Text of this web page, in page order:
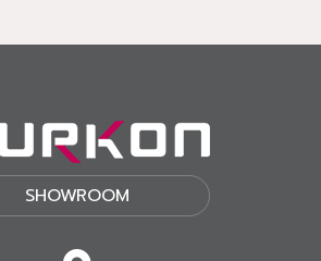
SHOWROOM